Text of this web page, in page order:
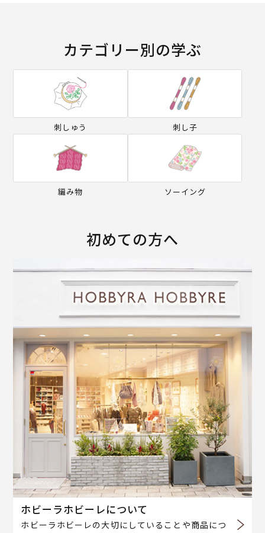
カテゴリー別の学ぶ
刺しゅう 刺し子
編み物 ソーイング
初めての方へ
ホビーラホビーレについて
ホビーラホビーレの大切にしていることや商品につ